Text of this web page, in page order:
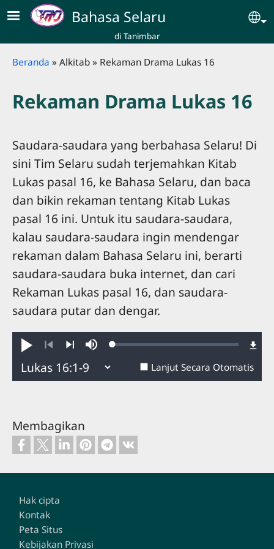
Skip to main contentBahasa Selaru
di Tanimbar
Breadcrumb
Beranda Alkitab Rekaman Drama Lukas 16
Rekaman Drama Lukas 16
Saudara-saudara yang berbahasa Selaru! Di
sini Tim Selaru sudah terjemahkan Kitab
Lukas pasal 16, ke Bahasa Selaru, dan baca
dan bikin rekaman tentang Kitab Lukas
pasal 16 ini. Untuk itu saudara-saudara,
kalau saudara-saudara ingin mendengar
rekaman dalam Bahasa Selaru ini, berarti
saudara-saudara buka internet, dan cari
Rekaman Lukas pasal 16, dan saudara-
saudara putar dan dengar.
Putar
MundurLanjut
Bisu Loaded:
Lanjut Secara Otomatis
Membagikan
Footer
Hak cipta
Kontak
Peta Situs
Kebijakan Privasi